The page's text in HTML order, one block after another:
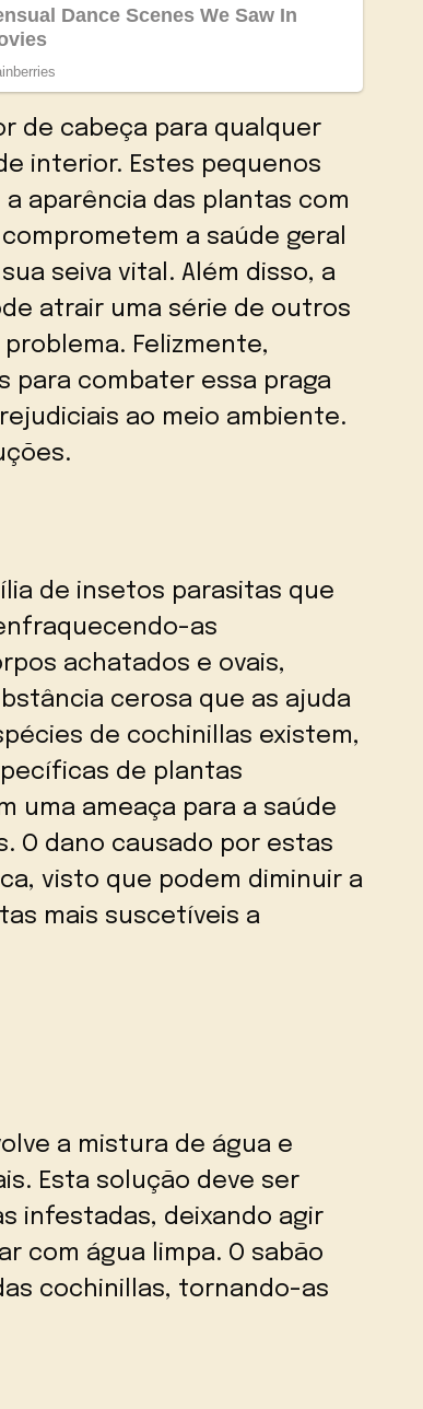
de cabeça para qualquer
interior. Estes pequenos
aparência das plantas com
a saúde geral
seiva vital. Além disso, a
atrair uma série de outros
Felizmente,
para combater essa praga
ao meio ambiente.
de insetos parasitas que
as
achatados e ovais,
cerosa que as ajuda
de cochinillas existem,
de plantas
uma ameaça para a saúde
O dano causado por estas
visto que podem diminuir a
mais suscetíveis a
a mistura de água e
Esta solução deve ser
infestadas, deixando agir
com água limpa. O sabão
cochinillas, tornando-as